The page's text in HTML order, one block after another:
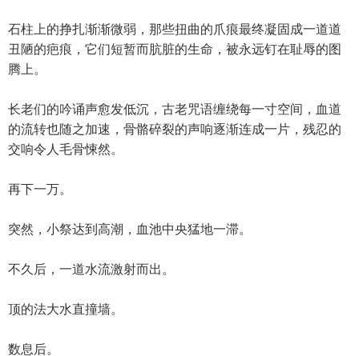
石柱上的挣扎渐渐微弱，那些扭曲的爪痕最终凝固成一道道
丑陋的疤痕，它们短暂而肮脏的生命，被永远钉在耻辱的图
腾上。
长老们的吟诵声愈发低沉，古老咒语缠绕每一寸空间，血道
的流转也随之加速，骨骼碎裂的声响逐渐连成一片，残忍的
交响令人毛骨悚然。
再下一万。
突然，小祭达到高潮，血池中央猛地一滞。
不久后，一道水流激射而出。
顶的法大水直撞墙。
数息后。